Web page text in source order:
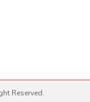
Reserved.